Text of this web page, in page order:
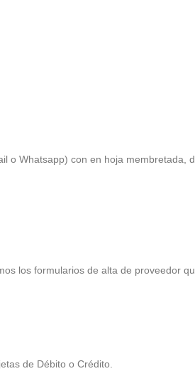
Whatsapp) con en hoja membretada,
los formularios de alta de proveedor
de Débito o Crédito.